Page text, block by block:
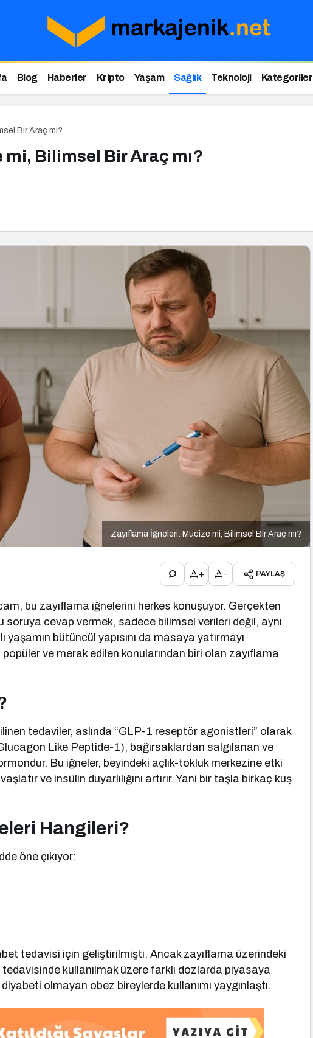
Blog Haberler Kripto Yaşam Sağlık Teknoloji Kategoriler
Bir Araç mı?
Bilimsel Bir Araç mı?
Zayıflama İğneleri: Mucize mi, Bilimsel Bir Araç mı?
+ - PAYLAŞ
bu zayıflama iğnelerini herkes konuşuyor. Gerçekten
soruya cevap vermek, sadece bilimsel verileri değil, aynı
yaşamın bütüncül yapısını da masaya yatırmayı
ve merak edilen konularından biri olan zayıflama
tedaviler, aslında “GLP-1 reseptör agonistleri” olarak
Like Peptide-1), bağırsaklardan salgılanan ve
Bu iğneler, beyindeki açlık-tokluk merkezine etki
ve insülin duyarlılığını artırır. Yani bir taşla birkaç kuş
Hangileri?
öne çıkıyor:
tedavisi için geliştirilmişti. Ancak zayıflama üzerindeki
kullanılmak üzere farklı dozlarda piyasaya
olmayan obez bireylerde kullanımı yaygınlaştı.